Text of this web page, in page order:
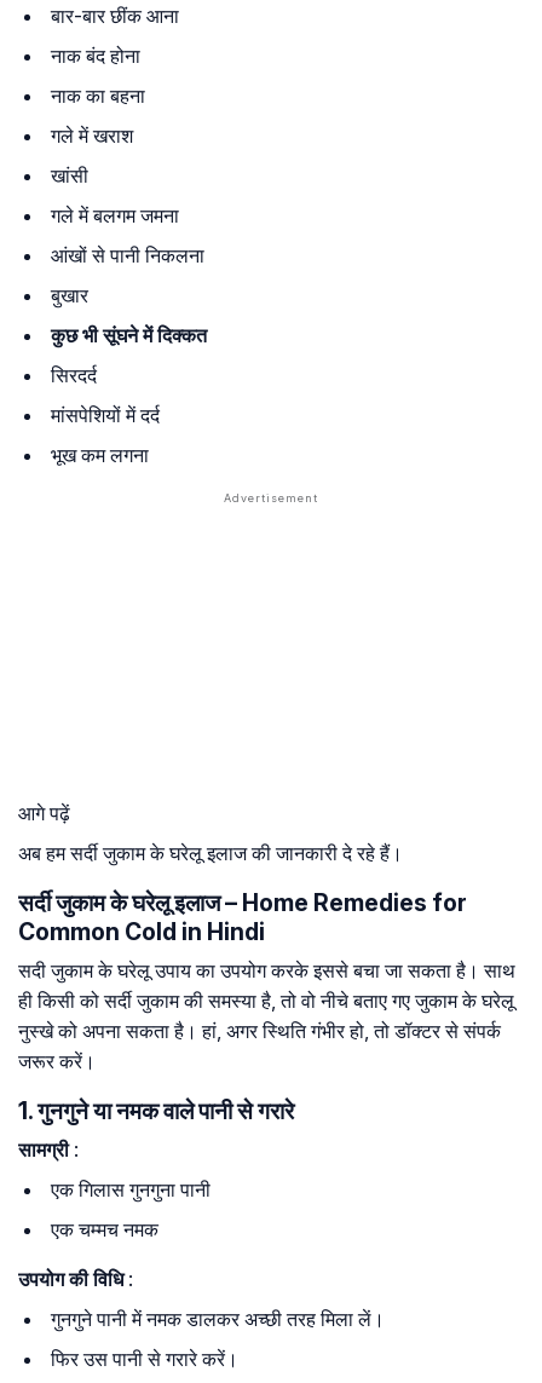
बार-बार छींक आना
नाक बंद होना
नाक का बहना
गले में खराश
खांसी
गले में बलगम जमना
आंखों से पानी निकलना
बुखार
कुछ भी सूंघने में दिक्कत
सिरदर्द
मांसपेशियों में दर्द
भूख कम लगना
आगे पढ़ें
अब हम सर्दी जुकाम के घरेलू इलाज की जानकारी दे रहे हैं।
सर्दी जुकाम के घरेलू इलाज – Home Remedies for
Common Cold in Hindi
सदी जुकाम के घरेलू उपाय का उपयोग करके इससे बचा जा सकता है। साथ
ही किसी को सर्दी जुकाम की समस्या है, तो वो नीचे बताए गए जुकाम के घरेलू
नुस्खे को अपना सकता है। हां, अगर स्थिति गंभीर हो, तो डॉक्टर से संपर्क
जरूर करें।
1. गुनगुने या नमक वाले पानी से गरारे
सामग्री:
एक गिलास गुनगुना पानी
एक चम्मच नमक
उपयोग की विधि:
गुनगुने पानी में नमक डालकर अच्छी तरह मिला लें।
फिर उस पानी से गरारे करें।